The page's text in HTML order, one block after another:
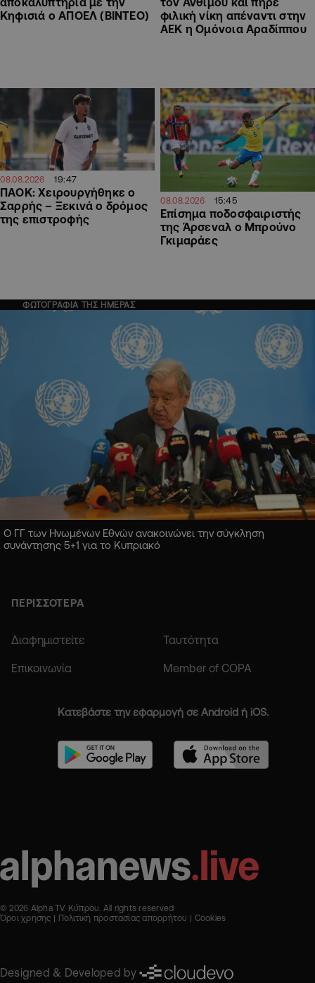
Κηφισιά ο ΑΠΟΕΛ (ΒΙΝΤΕΟ)
φιλική νίκη απέναντι στην
ΑΕΚ η Ομόνοια Αραδίππου
08.08.2026 19:47
ΠΑΟΚ: Χειρουργήθηκε ο
Σαρρής – Ξεκινά ο δρόμος
της επιστροφής
08.08.2026 15:45
Επίσημα ποδοσφαιριστής
της Άρσεναλ ο Μπρούνο
Γκιμαράες
ΦΩΤΟΓΡΑΦΙΑ ΤΗΣ ΗΜΕΡΑΣ
Ο ΓΓ των Ηνωμένων Εθνών ανακοινώνει την σύγκληση
συνάντησης 5+1 για το Κυπριακό
ΠΕΡΙΣΣΟΤΕΡΑ
Διαφημιστείτε Ταυτότητα
Επικοινωνία Member of COPA
Κατεβάστε την εφαρμογή σε Android ή iOS.
© 2026 Alpha TV Κύπρου. All rights reserved
Όροι χρήσης
Πολιτική προστασίας απορρήτου Cookies
Designed & Developed by